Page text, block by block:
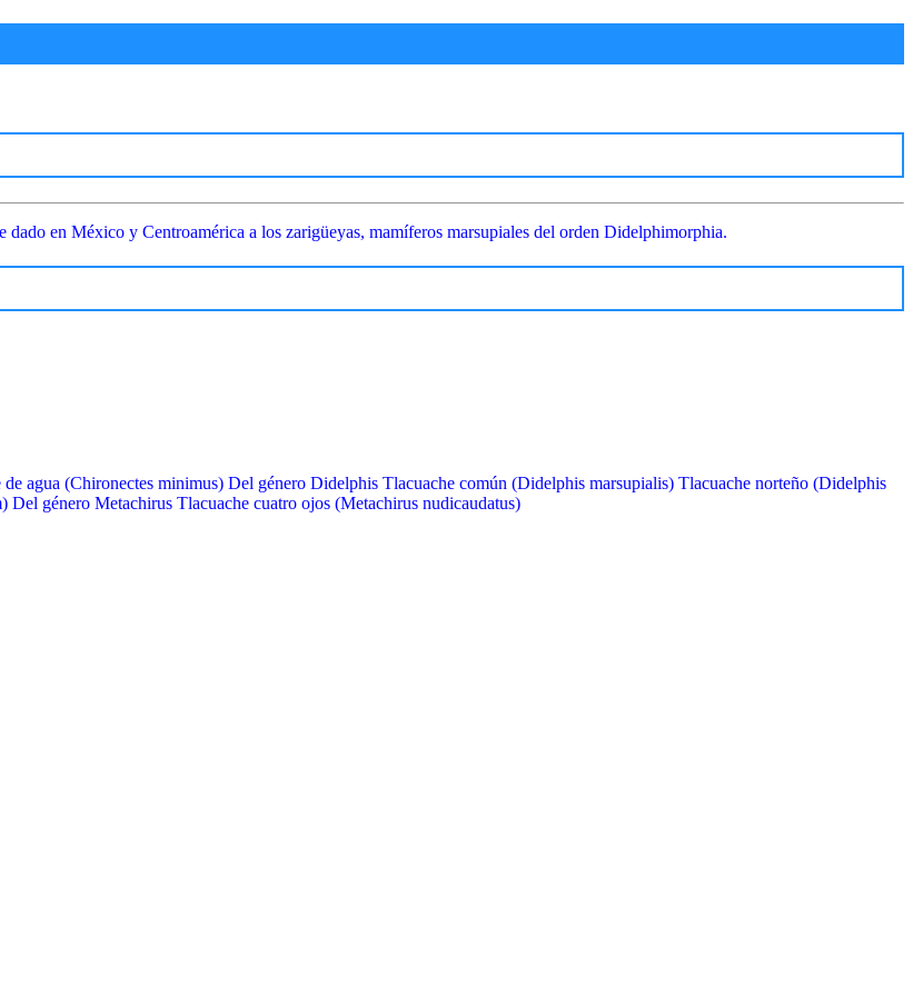
en México y Centroamérica a los zarigüeyas, mamíferos marsupiales del orden Didelphimorphia.
agua (Chironectes minimus) Del género Didelphis Tlacuache común (Didelphis marsupialis) Tlacuache norteño (Didelphis
género Metachirus Tlacuache cuatro ojos (Metachirus nudicaudatus)